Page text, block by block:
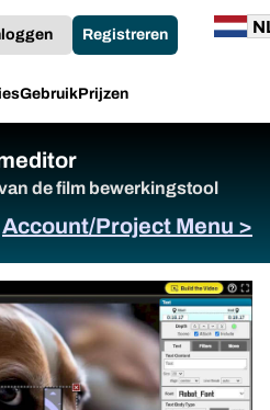
GebruikPrijzen
Registreren
de film bewerkingstool
Account/Project Menu >